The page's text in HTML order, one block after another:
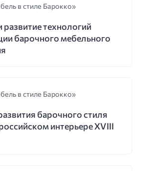
в стиле Барокко»
развитие технологий
барочного мебельного
в стиле Барокко»
барочного стиля
интерьере XVIII